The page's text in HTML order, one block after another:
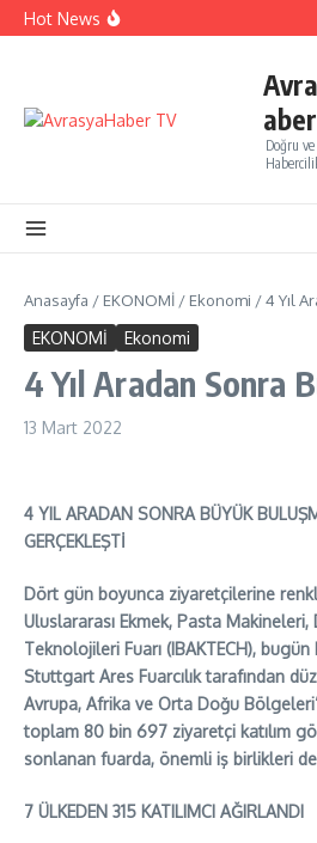
İçeriğe atla
Hot News
Perakendenin geleceği
Doğru ve
Anasayfa / EKONOMİ / Ekonomi /4 Yıl
EKONOMİ Ekonomi
4 Yıl Aradan Sonra
13 Mart 2022
4 YIL ARADAN SONRA BÜYÜK
GERÇEKLEŞTİ
Dört gün boyunca ziyaretçilerine
Uluslararası Ekmek, Pasta
Teknolojileri Fuarı (IBAKTECH), bugün
Stuttgart Ares Fuarcılık tarafından
Avrupa, Afrika ve Orta Doğu
toplam 80 bin 697 ziyaretçi katılım
sonlanan fuarda, önemli iş birlikleri
7 ÜLKEDEN 315 KATILIMCI AĞIRLANDI